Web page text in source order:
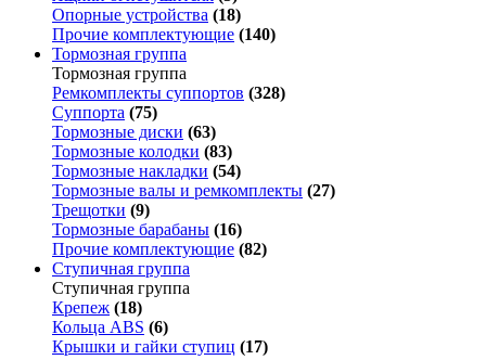
Опорные устройства (18)
Прочие комплектующие (140)
Тормозная группа
Тормозная группа
Ремкомплекты суппортов (328)
Суппорта (75)
Тормозные диски (63)
Тормозные колодки (83)
Тормозные накладки (54)
Тормозные валы и ремкомплекты (27)
Трещотки (9)
Тормозные барабаны (16)
Прочие комплектующие (82)
Ступичная группа
Ступичная группа
Крепеж (18)
Кольца ABS (6)
Крышки и гайки ступиц (17)